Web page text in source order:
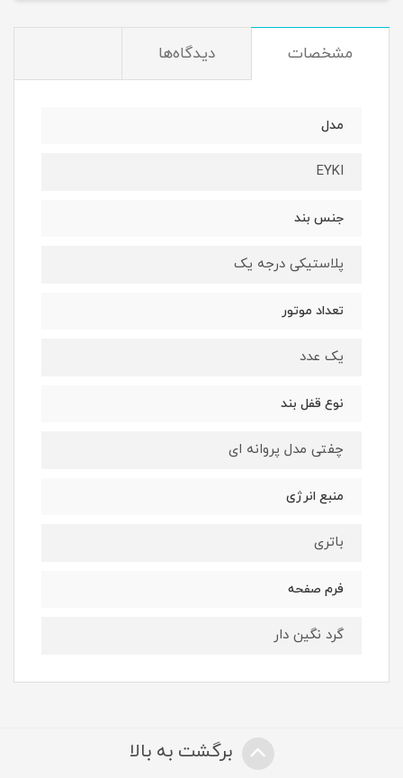
مشخصات دیدگاه‌ها
مدل
EYKI
جنس بند
پلاستیکی درجه یک
تعداد موتور
یک عدد
نوع قفل بند
چفتی مدل پروانه ای
منبع انرژی
باتری
فرم صفحه
گرد نگین دار
برگشت به بالا